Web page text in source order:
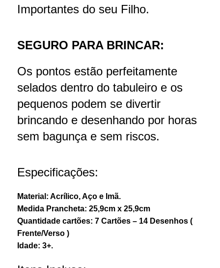
Importantes do seu Filho.
SEGURO PARA BRINCAR:
Os pontos estão perfeitamente
selados dentro do tabuleiro e os
pequenos podem se divertir
brincando e desenhando por horas
sem bagunça e sem riscos.
Especificações:
Material: Acrílico, Aço e Imã.
Medida Prancheta: 25,9cm x 25,9cm
Quantidade cartões: 7 Cartões – 14 Desenhos (
Frente/Verso )
Idade: 3+.